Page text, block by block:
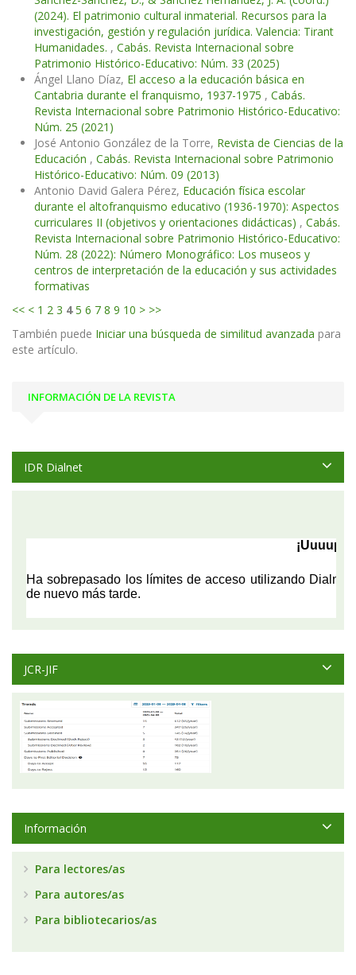
(2024). El patrimonio cultural inmaterial. Recursos para la
investigación, gestión y regulación jurídica. Valencia: Tirant
Humanidades. , Cabás. Revista Internacional sobre
Patrimonio Histórico-Educativo: Núm. 33 (2025)
Ángel Llano Díaz, El acceso a la educación básica en
Cantabria durante el franquismo, 1937-1975 , Cabás.
Revista Internacional sobre Patrimonio Histórico-Educativo:
Núm. 25 (2021)
José Antonio González de la Torre, Revista de Ciencias de la
Educación , Cabás. Revista Internacional sobre Patrimonio
Histórico-Educativo: Núm. 09 (2013)
Antonio David Galera Pérez, Educación física escolar
durante el altofranquismo educativo (1936-1970): Aspectos
curriculares II (objetivos y orientaciones didácticas) , Cabás.
Revista Internacional sobre Patrimonio Histórico-Educativo:
Núm. 28 (2022): Número Monográfico: Los museos y
centros de interpretación de la educación y sus actividades
formativas
<< < 1 2 3 4 5 6 7 8 9 10 > >>
También puede Iniciar una búsqueda de similitud avanzada para
este artículo.
INFORMACIÓN DE LA REVISTA
IDR Dialnet
JCR-JIF
Información
Para lectores/as
Para autores/as
Para bibliotecarios/as